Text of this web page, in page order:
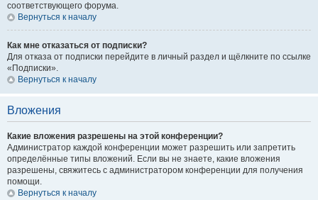
соответствующего форума.
Вернуться к началу
Как мне отказаться от подписки?
Для отказа от подписки перейдите в личный раздел и щёлкните по ссылке
«Подписки».
Вернуться к началу
Вложения
Какие вложения разрешены на этой конференции?
Администратор каждой конференции может разрешить или запретить
определённые типы вложений. Если вы не знаете, какие вложения
разрешены, свяжитесь с администратором конференции для получения
помощи.
Вернуться к началу